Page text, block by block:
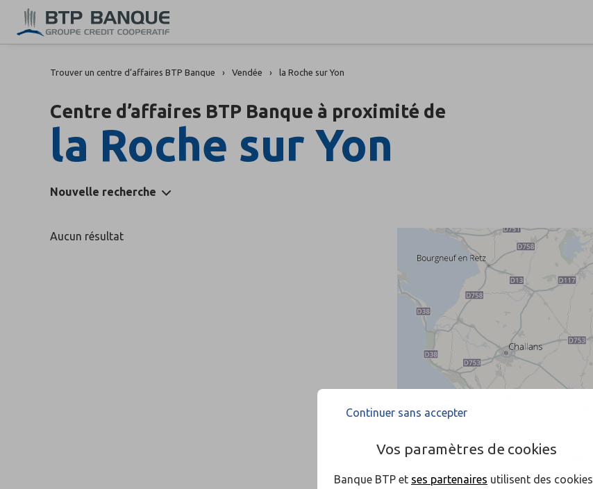
Trouver un centre d’affaires BTP Banque Vendée la Roche sur Yon
Centre d’affaires BTP Banque à proximité de
la Roche sur Yon
Nouvelle recherche
Aucun résultat
Continuer sans accepter
Vos paramètres de cookies
Banque BTP et ses partenaires utilisent des cookies